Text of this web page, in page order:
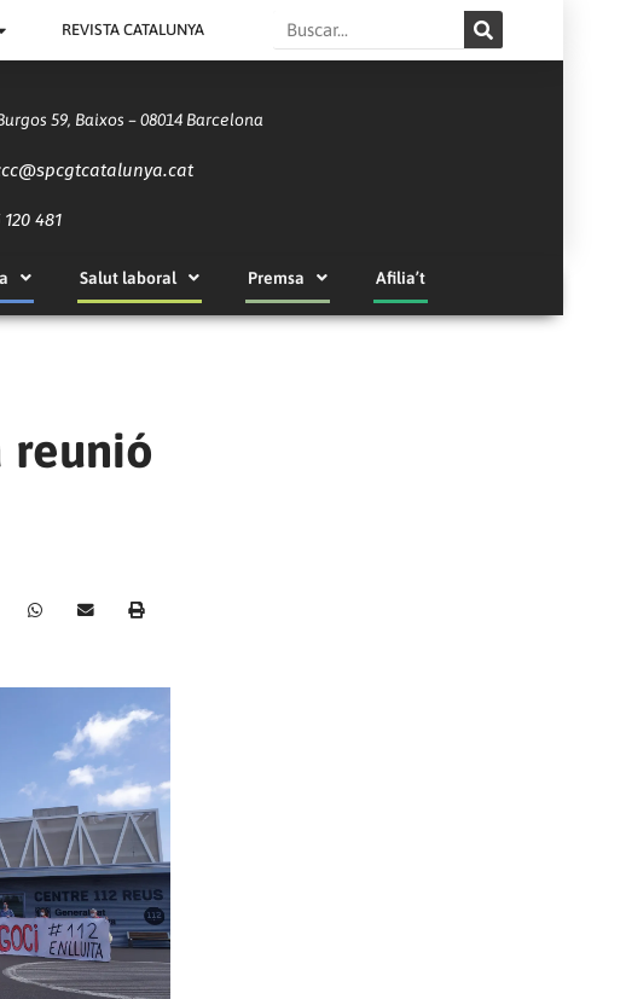
REVISTA CATALUNYA Search
59, Baixos – 08014 Barcelona
spcgtcatalunya.cat
120 481
Salut laboral Premsa Afilia’t
reunió